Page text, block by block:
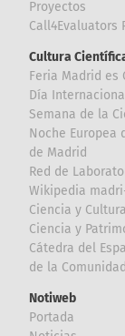
Proyectos
Call4Evaluators
Cultura
Feria Madrid es
Día
Semana de la
Noche Europea
de Madrid
Red de
Wikipedia
Ciencia y Cultura
Ciencia y
Cátedra del
de la
Notiweb
Portada